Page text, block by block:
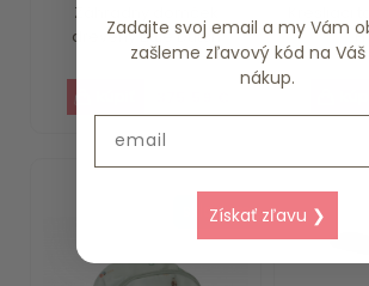
Záhradný domček
drevený Little Dutch
Kresliaci
skladom
Zadajte svoj email a my Vám
zašleme zľavový kód na
nákup.
Získať zľavu ❯